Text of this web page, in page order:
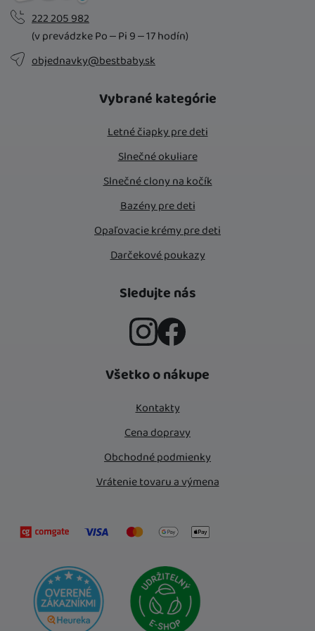
222 205 982
(v prevádzke Po – Pi 9 – 17 hodín)
objednavky@bestbaby.sk
Vybrané kategórie
Letné čiapky pre deti
Slnečné okuliare
Slnečné clony na kočík
Bazény pre deti
Opaľovacie krémy pre deti
Darčekové poukazy
Sledujte nás
Všetko o nákupe
Kontakty
Cena dopravy
Obchodné podmienky
Vrátenie tovaru a výmena